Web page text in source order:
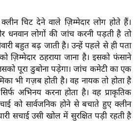
चिट देने वाले ज़िम्मेदार लोग होते हैं।
धनवान लोगों की जांच करनी पड़ती है तो
बहुत बढ़ जाती है। उन्हें पहले से ही पता
ज़िम्मेदार ठहराया जाना है। इसको फंसाने
पूरा डुबोना पड़ेगा। जांच कमेटी का एक
भी गज़ब होती है। वह नायक तो होता है
अभिनय करना होता है। वह प्राकृतिक
को सार्वजनिक होने से बचाते हुए क्लीन
सचाई उसी खोल में सुरक्षित पड़ी रहती है